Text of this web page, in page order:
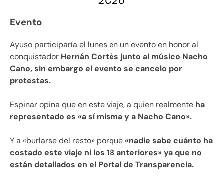
Evento
Ayuso participaría el lunes en un evento en honor al
conquistador Hernán Cortés junto al músico Nacho
Cano, sin embargo el evento se cancelo por
protestas.
Espinar opina que en este viaje, a quien realmente ha
representado es «a sí misma y a Nacho Cano».
Y a «burlarse del resto» porque«nadie sabe cuánto ha
costado este viaje ni los 18 anteriores» ya que no
están detallados en el Portal de Transparencia.